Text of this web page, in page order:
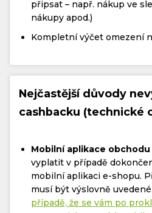
připsat – např. nákup ve
nákupy apod.)
Kompletní výčet omezení
Nejčastější důvody
cashbacku (technické
Mobilní aplikace obchodu
vyplatit v případě
mobilní aplikaci e-shopu.
musí být výslovně uvedené.
případě, že se vám po